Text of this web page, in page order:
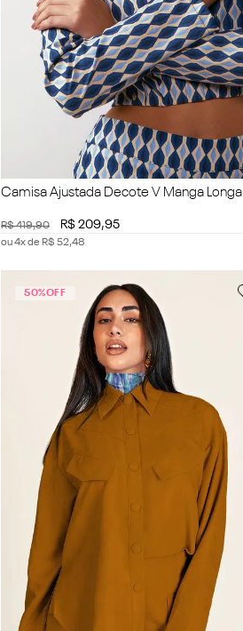
Camisa Ajustada Decote V Manga Longa
R$419,90 R$ 209,95
ou4x de R$ 52,48
50%OFF